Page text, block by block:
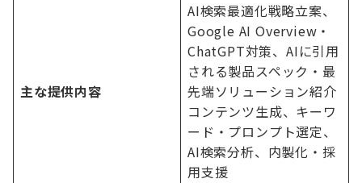
主な提供内容
AI検索最適化戦略立案、
Google AI Overview・
ChatGPT対策、AIに引用
される製品スペック・最
先端ソリューション紹介
コンテンツ生成、キーワ
ード・プロンプト選定、
AI検索分析、内製化・採
用支援